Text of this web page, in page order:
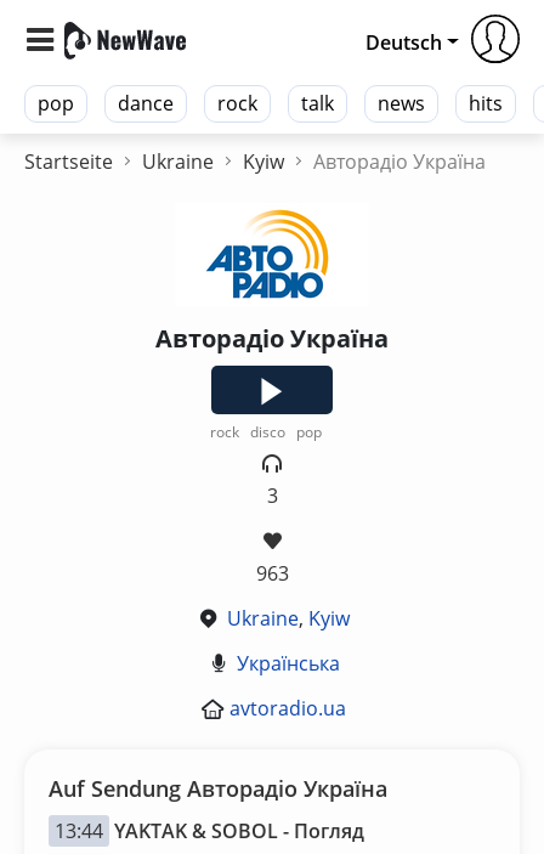
pop dance rock talk news hits
Deutsch
Startseite Ukraine Kyiw Авторадіо Україна
Авторадіо Україна
rock disco pop
3
963
Ukraine, Kyiw
Українська
avtoradio.ua
Auf Sendung Авторадіо Україна
13:44 YAKTAK & SOBOL - Погляд